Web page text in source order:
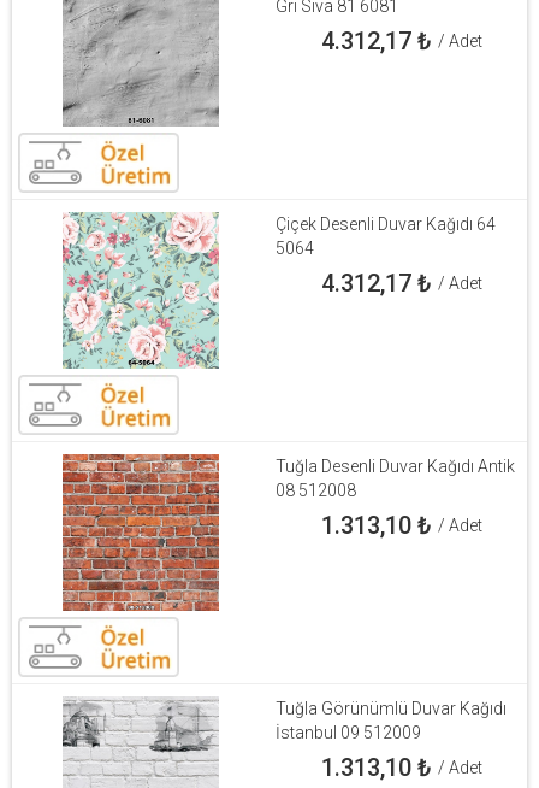
Gri Sıva 81 6081
4.312,17₺ / Adet
Çiçek Desenli Duvar Kağıdı 64
5064
4.312,17₺ / Adet
Tuğla Desenli Duvar Kağıdı Antik
08 512008
1.313,10₺ / Adet
Tuğla Görünümlü Duvar Kağıdı
İstanbul 09 512009
1.313,10₺ / Adet